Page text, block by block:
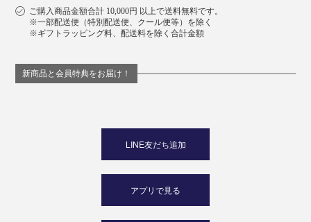
ご購入商品金額合計 10,000円 以上で送料無料です。
※一部配送便（特別配送便、クール便等）を除く
※ギフトラッピング料、配送料を除く合計金額
新商品と会員特典をお届け！
LINE友だち追加
アプリで見る